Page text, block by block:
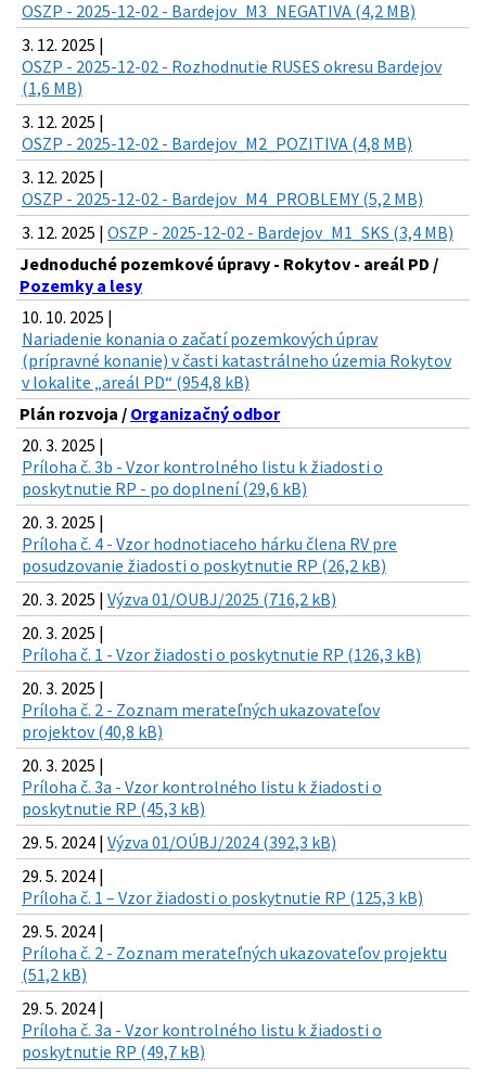
OSZP - 2025-12-02 - Bardejov_M3_NEGATIVA (4,2 MB)
3. 12. 2025 |
OSZP - 2025-12-02 - Rozhodnutie RUSES okresu Bardejov
(1,6 MB)
3. 12. 2025 |
OSZP - 2025-12-02 - Bardejov_M2_POZITIVA (4,8 MB)
3. 12. 2025 |
OSZP - 2025-12-02 - Bardejov_M4_PROBLEMY (5,2 MB)
3. 12. 2025 | OSZP - 2025-12-02 - Bardejov_M1_SKS (3,4 MB)
Jednoduché pozemkové úpravy - Rokytov - areál PD /
Pozemky a lesy
10. 10. 2025 |
Nariadenie konania o začatí pozemkových úprav
(prípravné konanie) v časti katastrálneho územia Rokytov
v lokalite „areál PD“ (954,8 kB)
Plán rozvoja / Organizačný odbor
20. 3. 2025 |
Príloha č. 3b - Vzor kontrolného listu k žiadosti o
poskytnutie RP - po doplnení (29,6 kB)
20. 3. 2025 |
Príloha č. 4 - Vzor hodnotiaceho hárku člena RV pre
posudzovanie žiadosti o poskytnutie RP (26,2 kB)
20. 3. 2025 | Výzva 01/OUBJ/2025 (716,2 kB)
20. 3. 2025 |
Príloha č. 1 - Vzor žiadosti o poskytnutie RP (126,3 kB)
20. 3. 2025 |
Príloha č. 2 - Zoznam merateľných ukazovateľov
projektov (40,8 kB)
20. 3. 2025 |
Príloha č. 3a - Vzor kontrolného listu k žiadosti o
poskytnutie RP (45,3 kB)
29. 5. 2024 | Výzva 01/OÚBJ/2024 (392,3 kB)
29. 5. 2024 |
Príloha č. 1 – Vzor žiadosti o poskytnutie RP (125,3 kB)
29. 5. 2024 |
Príloha č. 2 - Zoznam merateľných ukazovateľov projektu
(51,2 kB)
29. 5. 2024 |
Príloha č. 3a - Vzor kontrolného listu k žiadosti o
poskytnutie RP (49,7 kB)